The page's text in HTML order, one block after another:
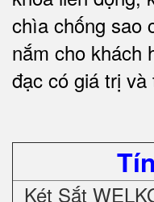
chìa chống sao
nắm cho khách
đạc có giá trị
Két Sắt